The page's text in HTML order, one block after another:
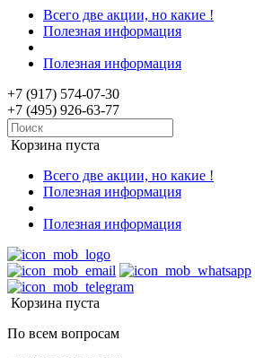
Всего две акции, но какие !
Полезная информация
Полезная информация
+7 (917) 574-07-30
+7 (495) 926-63-77
Корзина пуста
Всего две акции, но какие !
Полезная информация
Полезная информация
Корзина пуста
По всем вопросам